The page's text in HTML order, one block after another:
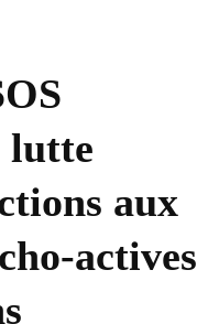
lutte
aux
actives